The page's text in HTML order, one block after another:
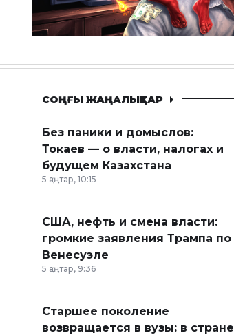
СОҢҒЫ ЖАҢАЛЫҚТАР
Без паники и домыслов:
Токаев — о власти, налогах и
будущем Казахстана
5 қаңтар, 10:15
США, нефть и смена власти:
громкие заявления Трампа по
Венесуэле
5 қаңтар, 9:36
Старшее поколение
возвращается в вузы: в стране